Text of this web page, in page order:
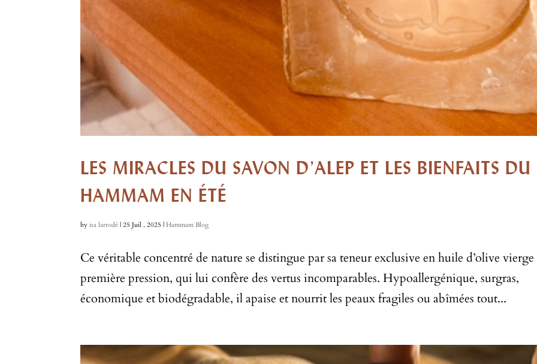
LES MIRACLES DU SAVON D’ALEP ET LES BIENFAITS DU
HAMMAM EN ÉTÉ
byisa larrodé |25 Juil , 2025 |Hammam Blog
Ce véritable concentré de nature se distingue par sa teneur exclusive en huile d’olive vierge
première pression, qui lui confère des vertus incomparables. Hypoallergénique, surgras,
économique et biodégradable, il apaise et nourrit les peaux fragiles ou abîmées tout...